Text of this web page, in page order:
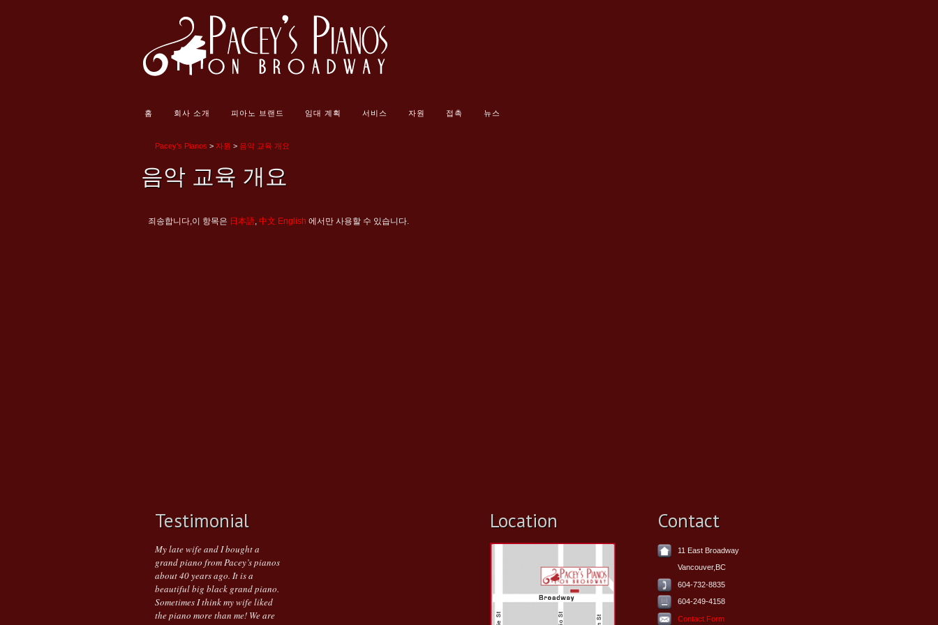
홈 회사 소개 피아노 브랜드 임대 계획 서비스 자원 접촉 뉴스
Pacey's Pianos > 자원 > 음악 교육 개요
음악 교육 개요
죄송합니다,이 항목은 日本語, 中文 English 에서만 사용할 수 있습니다.
Testimonial
My late wife and I bought a
grand piano from Pacey’s pianos
about 40 years ago. It is a
beautiful big black grand piano.
Sometimes I think my wife liked
the piano more than me! We are
Location Contact
11 East Broadway
Vancouver,BC
604-732-8835
604-249-4158
Contact Form